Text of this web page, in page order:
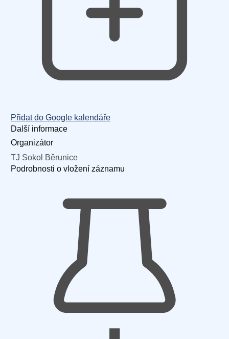
Přidat do Google kalendáře
Další informace
Organizátor
TJ Sokol Běrunice
Podrobnosti o vložení záznamu